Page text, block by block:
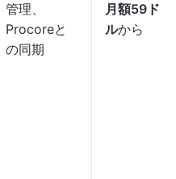
管理、
Procoreと
の同期
月額59ド
ルから